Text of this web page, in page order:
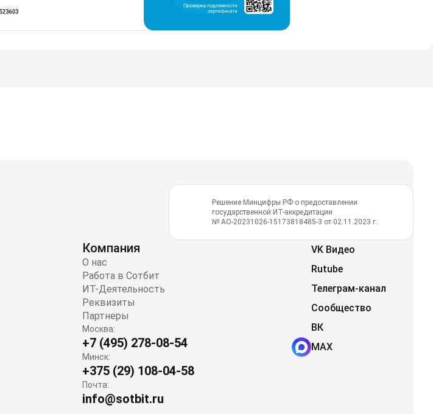
Решение Минцифры РФ о предоставлении
государственной ИТ-аккредитации
№ АО-20231026-15173818485-3 от 02.11.2023 г.
Компания
О нас
Работа в Сотбит
ИТ-Деятельность
Реквизиты
Партнеры
Москва:
+7 (495) 278-08-54
Минск:
+375 (29) 108-04-58
Почта:
info@sotbit.ru
VK Видео
Rutube
Телеграм-канал
Сообщество
ВК
MAX